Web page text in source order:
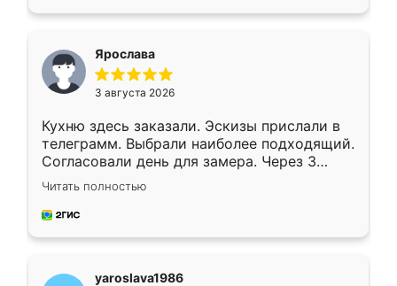
Ярослава
3 августа 2026
Кухню здесь заказали. Эскизы прислали в
телеграмм. Выбрали наиболее подходящий.
Согласовали день для замера. Через 3
недели кухня была уже готова. Остались
довольны работой. Спасибо Ренессанс
мебель за качественную работу!
Читать полностью
yaroslava1986